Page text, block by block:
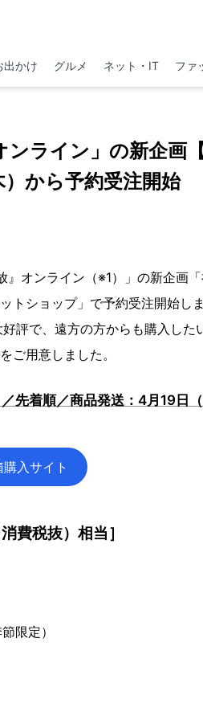
出かけ グルメ ネット・IT ファ
ンライン」の新企画
から予約受注開始
オンライン（※1）」の新企画
トショップ」で予約受注開始し
評で、遠方の方からも購入した
ご用意しました。
着順／商品発送：4月19日（
購入サイト
費税抜）相当］
限定）